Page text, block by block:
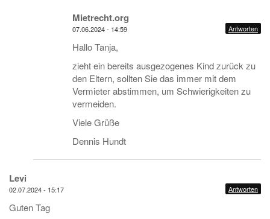
Mietrecht.org
07.06.2024 - 14:59 Antworten
Hallo Tanja,
zieht ein bereits ausgezogenes Kind zurück zu
den Eltern, sollten Sie das immer mit dem
Vermieter abstimmen, um Schwierigkeiten zu
vermeiden.
Viele Grüße
Dennis Hundt
Levi
02.07.2024 - 15:17 Antworten
Guten Tag